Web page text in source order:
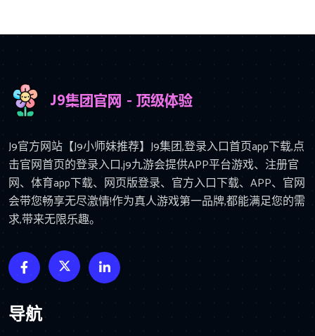
J9官方网站【J9小师妹推荐】J9集团,登录入口首页app下载,点
击官网首页的登录入口,j9九游会提供APP平台游戏、注册官
网、体育app下载、网页版登录、官方入口下载、APP、官网
会带您畅享无尽激情!作为真人游戏第一品牌,都能满足您的需
求,带来无限乐趣。
导航